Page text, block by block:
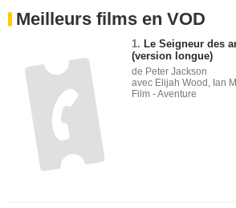
Meilleurs films en VOD
1. Le Seigneur des
(version longue)
de Peter Jackson
avec Elijah Wood, Ian
Film - Aventure